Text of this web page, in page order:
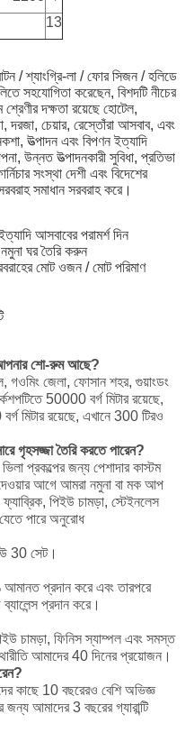
13
/ শ্যাংগ্রি-লা / ফোর সিজন / হলিডে
সহযোগিতা করেছেন, বিশদটি নীচের
দক্ষতা রয়েছে হোটেল,
দরজা, চেয়ার, রেস্তোঁরা আসবাব, এবং
উত্পাদন এবং বিপণন ইত্যাদি
উন্নত উত্পাদনকারী সুবিধা, প্রতিভা
সংস্থা দেশী এবং বিদেশের
সমাধান সরবরাহ করে।
আসবাবের পরামর্শ দিন
ঘর তৈরি করুন
মোট ওজন / মোট পরিমাণ
শো-রুম আছে?
গওমিং জেলা, ফোসান শহর, গুয়াংডং
50000 বর্গ মিটার রয়েছে,
মিটার রয়েছে, এখানে 300 টিরও
গৃহসজ্জা তৈরি করতে পারেন?
প্রকল্পের জন্য পেশাদার কাস্টম
দেওয়ার আগে আমরা নমুনা বা মক আপ
পিইউ চামড়া, স্টেইনলেস
পারে অনুরোধ
30 সেট।
প্রদান করে এবং তারপরে
প্রদান করে।
চামড়া, ফিনিস স্যাম্পল এবং সমস্ত
আমাদের 40 দিনের প্রয়োজন।
কাছে 10 বছরেরও বেশি অভিজ্ঞ
জন্য আমাদের 3 বছরের গ্যারান্টি